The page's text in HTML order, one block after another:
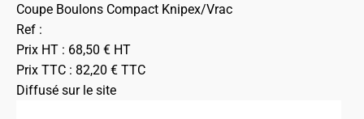
Coupe Boulons Compact Knipex/Vrac
Ref :
Prix HT : 68,50 € HT
Prix TTC : 82,20 € TTC
Diffusé sur le site